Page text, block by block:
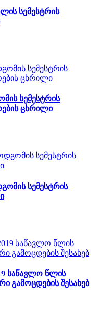
სემესტრის
სემესტრის
ცხრილი
სემესტრის
საწავლო წლის
გამოცდების შესახებ